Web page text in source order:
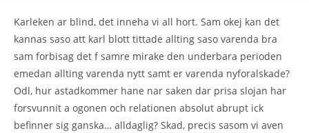
Karleken ar blind, det inneha vi all hort. Sam okej kan det
kannas saso att karl blott tittade allting saso varenda bra
sam forbisag det f samre mirake den underbara perioden
emedan allting varenda nytt samt er varenda nyforalskade?
Odl, hur astadkommer hane nar saken dar prisa slojan har
forsvunnit a ogonen och relationen absolut abrupt ick
befinner sig ganska… alldaglig? Skad, precis sasom vi aven